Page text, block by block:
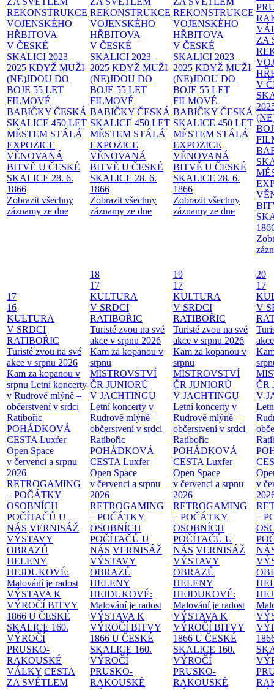
REKONSTRUKCE
VOJENSKÉHO
HŘBITOVA
V ČESKÉ
SKALICI 2023–
2025 KDYŽ MUŽI
(NE)JDOU DO
BOJE 55 LET
FILMOVÉ
BABIČKY ČESKÁ
SKALICE 450 LET
MĚSTEM STÁLÁ
EXPOZICE
VĚNOVANÁ
BITVĚ U ČESKÉ
SKALICE 28. 6.
1866
Zobrazit všechny
záznamy ze dne
REKONSTRUKCE
VOJENSKÉHO
HŘBITOVA
V ČESKÉ
SKALICI 2023–
2025 KDYŽ MUŽI
(NE)JDOU DO
BOJE 55 LET
FILMOVÉ
BABIČKY ČESKÁ
SKALICE 450 LET
MĚSTEM STÁLÁ
EXPOZICE
VĚNOVANÁ
BITVĚ U ČESKÉ
SKALICE 28. 6.
1866
Zobrazit všechny
záznamy ze dne
REKONSTRUKCE
VOJENSKÉHO
HŘBITOVA
V ČESKÉ
SKALICI 2023–
2025 KDYŽ MUŽI
(NE)JDOU DO
BOJE 55 LET
FILMOVÉ
BABIČKY ČESKÁ
SKALICE 450 LET
MĚSTEM STÁLÁ
EXPOZICE
VĚNOVANÁ
BITVĚ U ČESKÉ
SKALICE 28. 6.
1866
Zobrazit všechny
záznamy ze dne
ZA
V
17
16
KULTURA
V SRDCI
RATIBOŘIC
Turisté zvou na své
akce v srpnu 2026
Kam za kopanou v
srpnu Letní koncerty
v Rudrově mlýně –
občerstvení v srdci
Ratibořic
POHÁDKOVÁ
CESTA Luxfer
Open Space
v červenci a srpnu
2026
RETROGAMING
– POČÁTKY
OSOBNÍCH
POČÍTAČŮ U
NÁS VERNISÁŽ
VÝSTAVY
OBRAZŮ
HELENY
HEJDUKOVÉ:
Malování je radost
VÝSTAVA K
VÝROČÍ BITVY
1866 U ČESKÉ
SKALICE 160.
VÝROČÍ
PRUSKO-
RAKOUSKÉ
VÁLKY CESTA
ZA SVĚTLEM
18
17
KULTURA
V SRDCI
RATIBOŘIC
Turisté zvou na své
akce v srpnu 2026
Kam za kopanou v
srpnu
MISTROVSTVÍ
ČR JUNIORŮ
V JACHTINGU
Letní koncerty v
Rudrově mlýně –
občerstvení v srdci
Ratibořic
POHÁDKOVÁ
CESTA Luxfer
Open Space
v červenci a srpnu
2026
RETROGAMING
– POČÁTKY
OSOBNÍCH
POČÍTAČŮ U
NÁS VERNISÁŽ
VÝSTAVY
OBRAZŮ
HELENY
HEJDUKOVÉ:
Malování je radost
VÝSTAVA K
VÝROČÍ BITVY
1866 U ČESKÉ
SKALICE 160.
VÝROČÍ
PRUSKO-
RAKOUSKÉ
19
17
KULTURA
V SRDCI
RATIBOŘIC
Turisté zvou na své
akce v srpnu 2026
Kam za kopanou v
srpnu
MISTROVSTVÍ
ČR JUNIORŮ
V JACHTINGU
Letní koncerty v
Rudrově mlýně –
občerstvení v srdci
Ratibořic
POHÁDKOVÁ
CESTA Luxfer
Open Space
v červenci a srpnu
2026
RETROGAMING
– POČÁTKY
OSOBNÍCH
POČÍTAČŮ U
NÁS VERNISÁŽ
VÝSTAVY
OBRAZŮ
HELENY
HEJDUKOVÉ:
Malování je radost
VÝSTAVA K
VÝROČÍ BITVY
1866 U ČESKÉ
SKALICE 160.
VÝROČÍ
PRUSKO-
RAKOUSKÉ
20
17
V
ČR
V
v
–